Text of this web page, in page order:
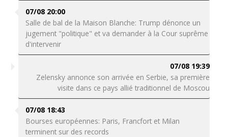
07/08 20:00
Salle de bal de la Maison Blanche: Trump dénonce un
jugement "politique" et va demander à la Cour suprême
d'intervenir
07/08 19:39
Zelensky annonce son arrivée en Serbie, sa première
visite dans ce pays allié traditionnel de Moscou
07/08 18:43
Bourses européennes: Paris, Francfort et Milan
terminent sur des records